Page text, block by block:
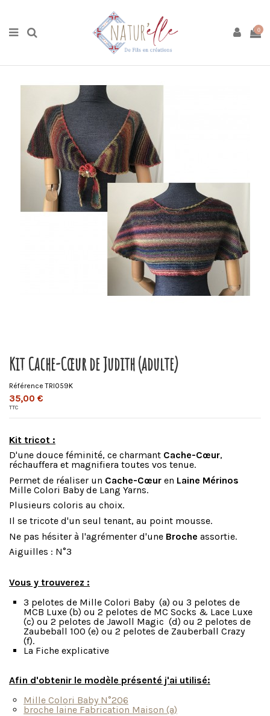
0
Tricot Laine Merinos Multicolore
Kit Cache-Cœur de Judith (adulte)
Kit Cache-Cœur de Judith (adulte)
Référence TRI059K
35,00 €
TTC
Kit tricot :
D'une douce féminité, ce charmant Cache-Cœur,
réchauffera et magnifiera toutes vos tenue.
Permet de réaliser un Cache-Cœur en Laine Mérinos
Mille Colori Baby de Lang Yarns.
Plusieurs coloris au choix.
Il se tricote d'un seul tenant, au point mousse.
Ne pas hésiter à l'agrémenter d'une Broche assortie.
Aiguilles : N°3
Vous y trouverez :
3 pelotes de Mille Colori Baby (a) ou 3 pelotes de
MCB Luxe (b) ou 2 pelotes de MC Socks & Lace Luxe
(c) ou 2 pelotes de Jawoll Magic (d) ou 2 pelotes de
Zaubeball 100 (e) ou 2 pelotes de Zauberball Crazy
(f).
La Fiche explicative
Afin d'obtenir le modèle présenté j'ai utilisé:
Mille Colori Baby N°206
broche laine Fabrication Maison (a)